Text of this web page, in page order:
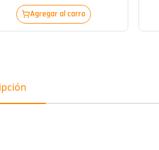
Agregar al carro